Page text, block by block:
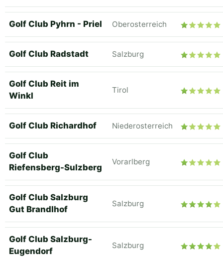
Golf Club Pyhrn - Priel Oberosterreich
Golf Club Radstadt Salzburg
Golf Club Reit im
Winkl
Tirol
Golf Club Richardhof Niederosterreich
Golf Club
Riefensberg-Sulzberg
Vorarlberg
Golf Club Salzburg
Gut Brandlhof
Salzburg
Golf Club Salzburg-
Eugendorf
Salzburg